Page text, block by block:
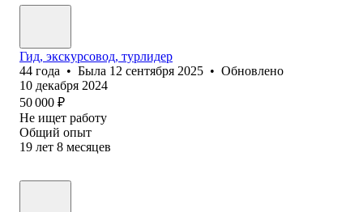
Гид, экскурсовод, турлидер
44 года • Была 12 сентября 2025 • Обновлено
10 декабря 2024
50 000 ₽
Не ищет работу
Общий опыт
19 лет 8 месяцев